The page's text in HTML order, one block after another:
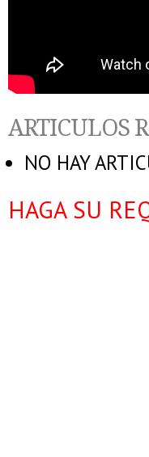
ARTICULOS
NO HAY
HAGA SU